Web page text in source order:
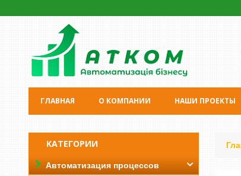
ГЛАВНАЯ О КОМПАНИИ НАШИ ПРОЕКТЫ
КАТЕГОРИИ
Автоматизация процессов